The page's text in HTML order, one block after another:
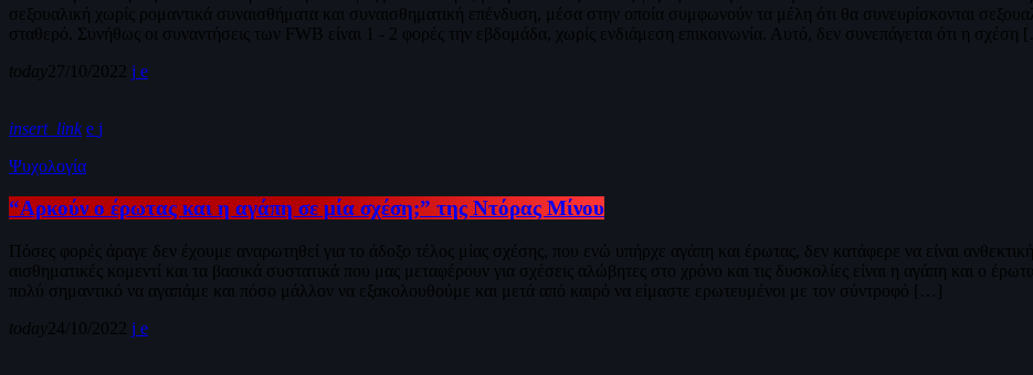
σεξουαλική χωρίς ρομαντικά συναισθήματα και συναισθηματική επένδυση, μέσα στην οποία συμφωνούν τα μέλη ότι θα συνευρίσκονται
σταθερό. Συνήθως οι συναντήσεις των FWB είναι 1 - 2 φορές την εβδομάδα, χωρίς ενδιάμεση επικοινωνία. Αυτό, δεν συνεπάγεται ότι η σχέση
today 27/10/2022
insert_link
Ψυχολογία
“Αρκούν ο έρωτας και η αγάπη σε μία σχέση;” της Ντόρας Μίνου
Πόσες φορές άραγε δεν έχουμε αναρωτηθεί για το άδοξο τέλος μίας σχέσης, που ενώ υπήρχε αγάπη και έρωτας, δεν κατάφερε να είναι
αισθηματικές κομεντί και τα βασικά συστατικά που μας μεταφέρουν για σχέσεις αλώβητες στο χρόνο και τις δυσκολίες είναι η αγάπη και ο
πολύ σημαντικό να αγαπάμε και πόσο μάλλον να εξακολουθούμε και μετά από καιρό να είμαστε ερωτευμένοι με τον σύντροφό […]
today 24/10/2022